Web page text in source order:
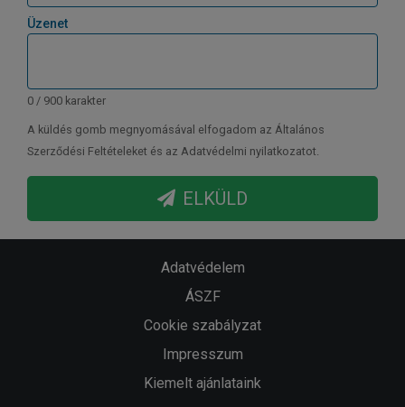
Üzenet
0 / 900 karakter
A küldés gomb megnyomásával elfogadom az Általános
Szerződési Feltételeket és az Adatvédelmi nyilatkozatot.
ELKÜLD
Adatvédelem
ÁSZF
Cookie szabályzat
Impresszum
Kiemelt ajánlataink